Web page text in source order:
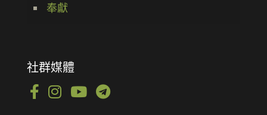
奉獻
社群媒體